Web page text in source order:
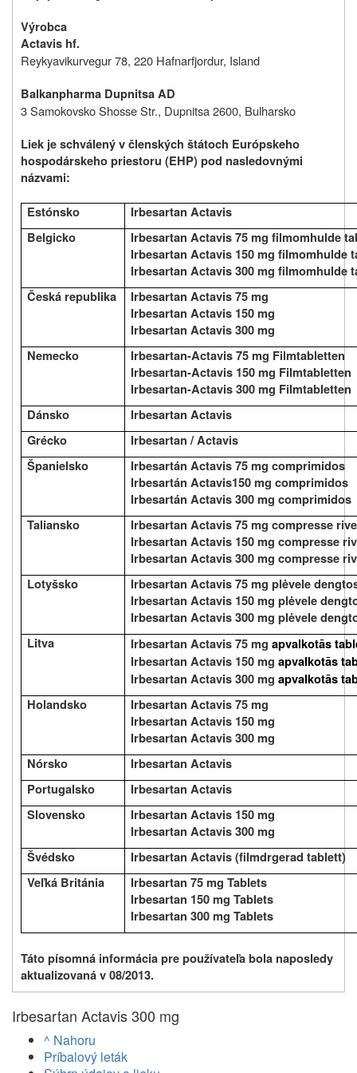
Výrobca
Actavis hf.
Reykyavikurvegur 78, 220 Hafnarfjordur, Island
Balkanpharma Dupnitsa AD
3 Samokovsko Shosse Str., Dupnitsa 2600, Bulharsko
Liek je schválený v členských štátoch Európskeho
hospodárskeho priestoru (EHP) pod nasledovnými
názvami:
Estónsko
Irbesartan Actavis
Belgicko
Irbesartan Actavis 75 mg filmomhulde
Irbesartan Actavis 150 mg filmomhulde
Irbesartan Actavis 300 mg filmomhulde
Česká republika
Irbesartan Actavis 75 mg
Irbesartan Actavis 150 mg
Irbesartan Actavis 300 mg
Nemecko
Irbesartan-Actavis 75 mg Filmtabletten
Irbesartan-Actavis 150 mg Filmtabletten
Irbesartan-Actavis 300 mg Filmtabletten
Dánsko
Irbesartan Actavis
Grécko
Irbesartan / Actavis
Španielsko
Irbesartán Actavis 75 mg comprimidos
Irbesartán Actavis150 mg comprimidos
Irbesartán Actavis 300 mg comprimidos
Taliansko
Irbesartan Actavis 75 mg compresse
Irbesartan Actavis 150 mg compresse
Irbesartan Actavis 300 mg compresse
Lotyšsko
Irbesartan Actavis 75 mg plėvele
Irbesartan Actavis 150 mg plėvele
Irbesartan Actavis 300 mg plėvele
Litva
Irbesartan Actavis 75 mg apvalkotās
Irbesartan Actavis 150 mg apvalkotās
Irbesartan Actavis 300 mg apvalkotās
Holandsko
Irbesartan Actavis 75 mg
Irbesartan Actavis 150 mg
Irbesartan Actavis 300 mg
Nórsko
Irbesartan Actavis
Portugalsko
Irbesartan Actavis
Slovensko
Irbesartan Actavis 150 mg
Irbesartan Actavis 300 mg
Švédsko
Irbesartan Actavis (filmdrgerad tablett)
Veľká Británia
Irbesartan 75 mg Tablets
Irbesartan 150 mg Tablets
Irbesartan 300 mg Tablets
Táto písomná informácia pre používateľa bola naposledy
aktualizovaná v 08/2013.
Irbesartan Actavis 300 mg
^ Nahoru
Príbalový leták